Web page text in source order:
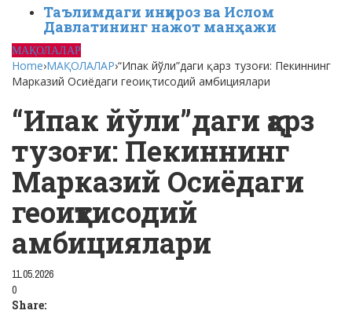
Таълимдаги инқироз ва Ислом
Давлатининг нажот манҳажи
МАҚОЛАЛАР
Home›МАҚОЛАЛАР›“Ипак йўли”даги қарз тузоғи: Пекиннинг
Марказий Осиёдаги геоиқтисодий амбициялари
“Ипак йўли”даги қарз
тузоғи: Пекиннинг
Марказий Осиёдаги
геоиқтисодий
амбициялари
11.05.2026
0
Share: